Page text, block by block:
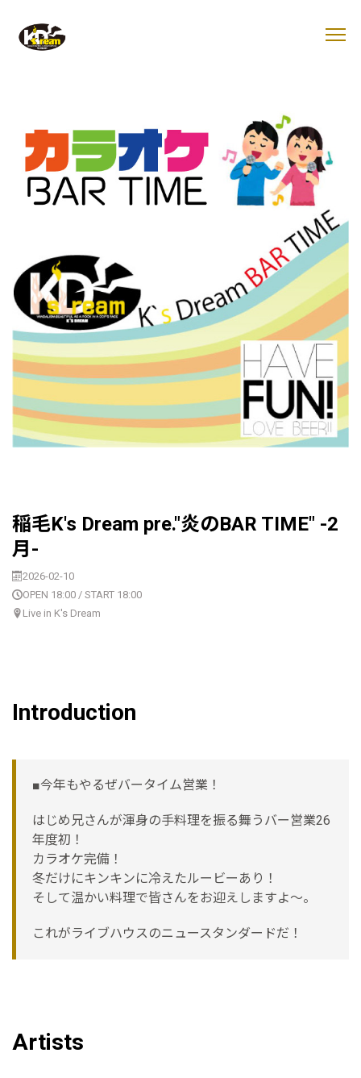
稲毛K's Dream pre."炎のBAR TIME" -2
月-
2026-02-10
OPEN 18:00 / START 18:00
Live in K's Dream
Introduction
■今年もやるぜバータイム営業！
はじめ兄さんが渾身の手料理を振る舞うバー営業26
年度初！
カラオケ完備！
冬だけにキンキンに冷えたルービーあり！
そして温かい料理で皆さんをお迎えしますよ〜。
これがライブハウスのニュースタンダードだ！
Artists